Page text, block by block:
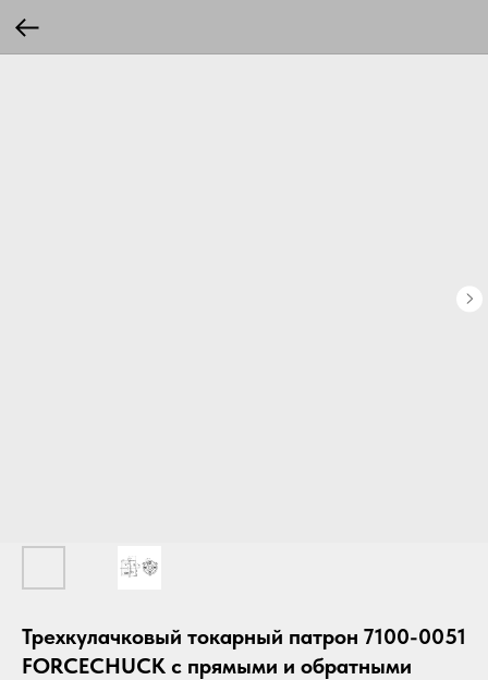
Трехкулачковый токарный патрон 7100-0051
FORCECHUCK с прямыми и обратными